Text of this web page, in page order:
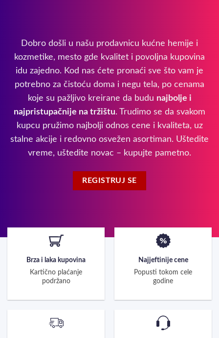
Dobro došli u našu prodavnicu kućne hemije i
kozmetike, mesto gde kvalitet i povoljna kupovina
idu zajedno. Kod nas ćete pronaći sve što vam je
potrebno za čistoću doma i negu tela, po cenama
koje su pažljivo kreirane da budu najbolje i
najpristupačnije na tržištu. Trudimo se da svakom
kupcu pružimo najbolji odnos cene i kvaliteta, uz
stalne akcije i redovno osvežen asortiman. Uštedite
vreme, uštedite novac – kupujte pametno.
REGISTRUJ SE
Brza i laka kupovina
Kartično plaćanje
podržano
Najjeftinije cene
Popusti tokom cele
godine